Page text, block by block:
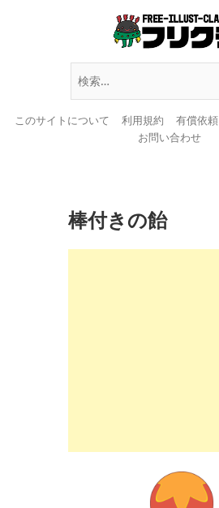
このサイトについて 利用規約 有償依頼
お問い合わせ
棒付きの飴